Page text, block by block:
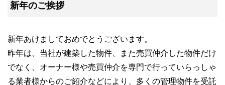
新年のご挨拶
新年あけましておめでとうございます。
昨年は、当社が建築した物件、また売買仲介した物件だけ
でなく、オーナー様や売買仲介を専門で行っていらっしゃ
る業者様からのご紹介などにより、多くの管理物件を受託